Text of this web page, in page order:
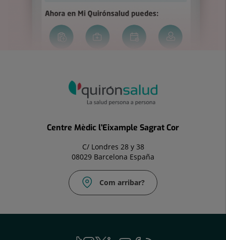
Centre Mèdic l'Eixample Sagrat Cor
C/ Londres 28 y 38
08029 Barcelona España
Com arribar?